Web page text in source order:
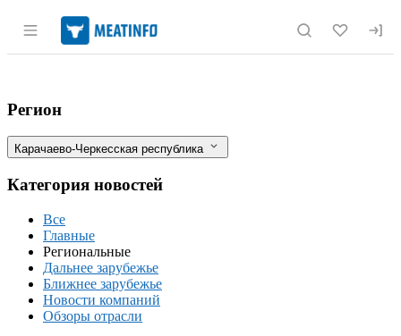
Раздел навигации по сайту
Делегация представителей
Фильтры
Регион
Карачаево-Черкесская республика
Категория новостей
Все
Главные
Региональные
Дальнее зарубежье
Ближнее зарубежье
Новости компаний
Обзоры отрасли